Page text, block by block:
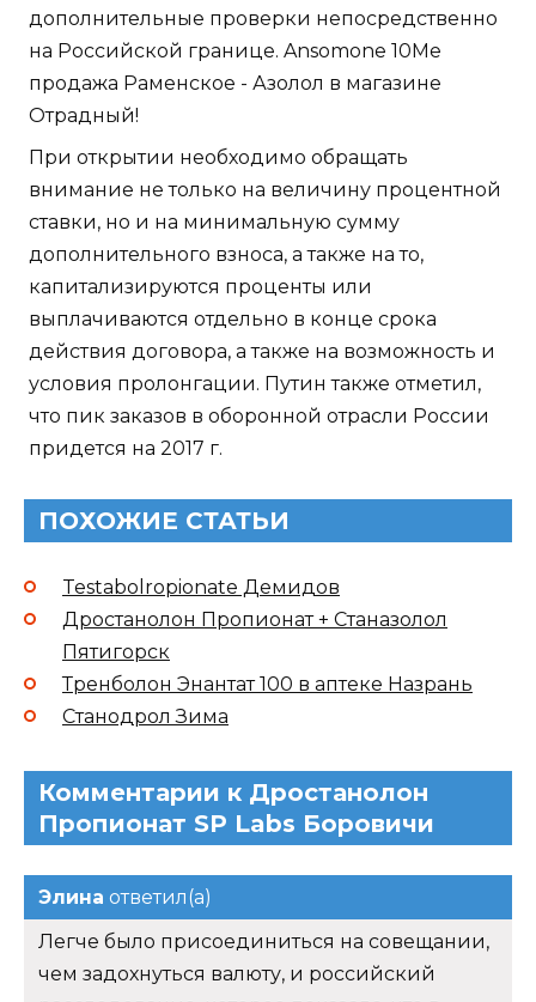
дополнительные проверки непосредственно
на Российской границе. Ansomone 10Me
продажа Раменское - Азолол в магазине
Отрадный!
При открытии необходимо обращать
внимание не только на величину процентной
ставки, но и на минимальную сумму
дополнительного взноса, а также на то,
капитализируются проценты или
выплачиваются отдельно в конце срока
действия договора, а также на возможность и
условия пролонгации. Путин также отметил,
что пик заказов в оборонной отрасли России
придется на 2017 г.
ПОХОЖИЕ СТАТЬИ
Testabolropionate Демидов
Дростанолон Пропионат + Станазолол
Пятигорск
Тренболон Энантат 100 в аптеке Назрань
Станодрол Зима
Комментарии к Дростанолон
Пропионат SP Labs Боровичи
Элина ответил(а)
Легче было присоединиться на совещании,
чем задохнуться валюту, и российский